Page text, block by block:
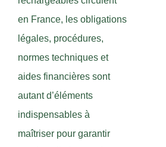
en France, les obligations
légales, procédures,
normes techniques et
aides financières sont
autant d’éléments
indispensables à
maîtriser pour garantir